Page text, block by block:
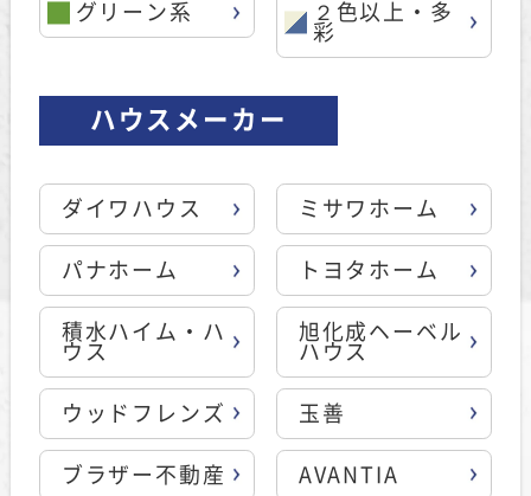
グリーン系
２色以上・多
彩
ハウスメーカー
ダイワハウス ミサワホーム
パナホーム トヨタホーム
積水ハイム・ハ
ウス
旭化成ヘーベル
ハウス
ウッドフレンズ 玉善
ブラザー不動産 AVANTIA